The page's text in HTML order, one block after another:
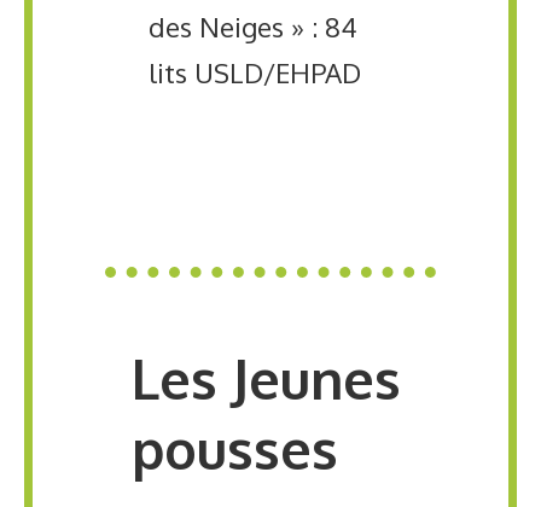
des Neiges » : 84
lits USLD/EHPAD
Les Jeunes
pousses